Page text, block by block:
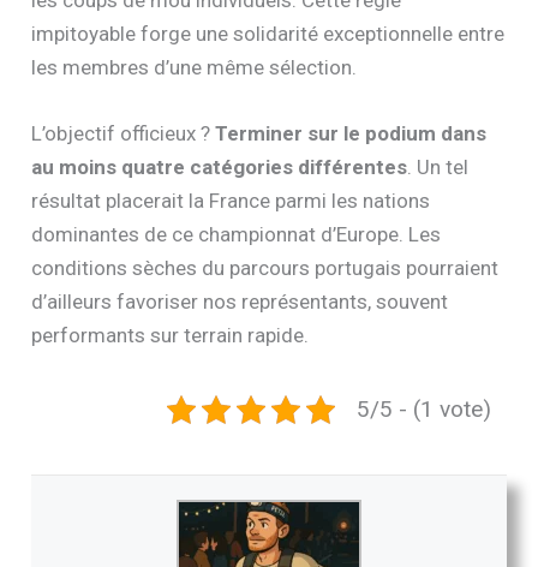
impitoyable forge une solidarité exceptionnelle entre
les membres d’une même sélection.
L’objectif officieux ?Terminer sur le podium dans
au moins quatre catégories différentes. Un tel
résultat placerait la France parmi les nations
dominantes de ce championnat d’Europe. Les
conditions sèches du parcours portugais pourraient
d’ailleurs favoriser nos représentants, souvent
performants sur terrain rapide.
5/5 - (1 vote)